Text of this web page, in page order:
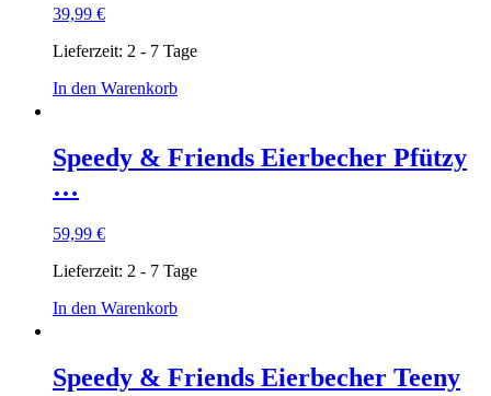
39,99 €
Lieferzeit: 2 - 7 Tage
In den Warenkorb
Speedy & Friends Eierbecher Pfützy
…
59,99 €
Lieferzeit: 2 - 7 Tage
In den Warenkorb
Speedy & Friends Eierbecher Teeny